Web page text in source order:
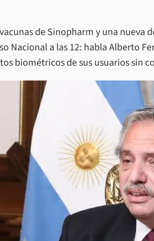
de Sinopharm y una nueva
Nacional a las 12: habla Alberto
biométricos de sus usuarios sin